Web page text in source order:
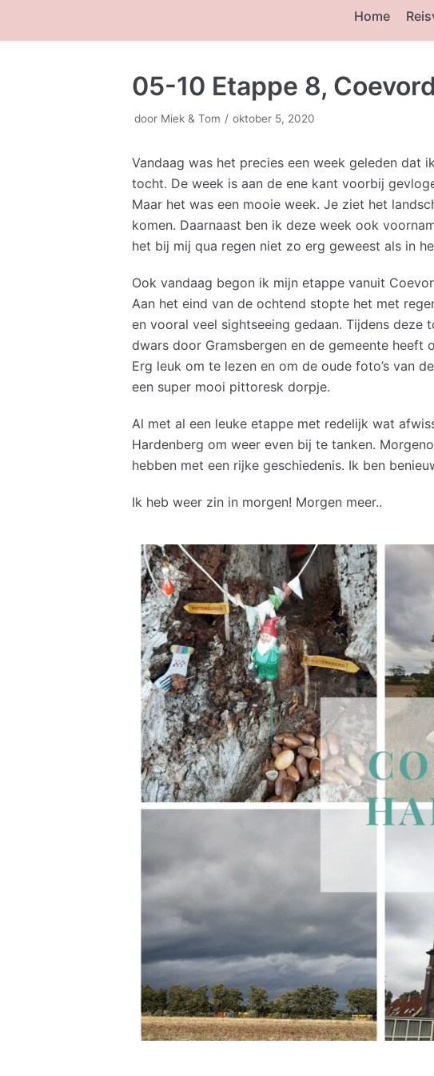
Home
05-10 Etappe 8,
door Miek & Tom oktober 5, 2020
Vandaag was het precies een week geleden
tocht. De week is aan de ene kant voorbij
Maar het was een mooie week. Je ziet het
komen. Daarnaast ben ik deze week ook
het bij mij qua regen niet zo erg geweest als in
Ook vandaag begon ik mijn etappe vanuit
Aan het eind van de ochtend stopte het met
en vooral veel sightseeing gedaan. Tijdens
dwars door Gramsbergen en de gemeente
Erg leuk om te lezen en om de oude foto’s van
een super mooi pittoresk dorpje.
Al met al een leuke etappe met redelijk wat
Hardenberg om weer even bij te tanken.
hebben met een rijke geschiedenis. Ik ben
Ik heb weer zin in morgen! Morgen meer..